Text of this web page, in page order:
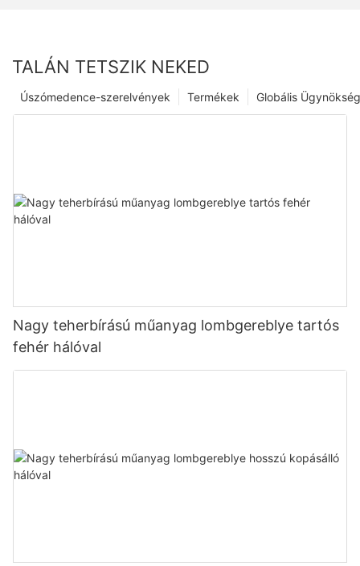
TALÁN TETSZIK NEKED
Globális Ügynökség
Termékek
Úszómedence-szerelvények
Nagy teherbírású műanyag lombgereblye tartós
fehér hálóval